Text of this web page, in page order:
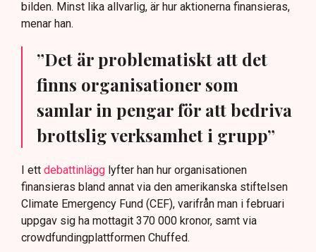
bilden. Minst lika allvarlig, är hur aktionerna finansieras,
menar han.
”Det är problematiskt att det
finns organisationer som
samlar in pengar för att bedriva
brottslig verksamhet i grupp”
I ett debattinlägg lyfter han hur organisationen
finansieras bland annat via den amerikanska stiftelsen
Climate Emergency Fund (CEF), varifrån man i februari
uppgav sig ha mottagit 370 000 kronor, samt via
crowdfundingplattformen Chuffed.